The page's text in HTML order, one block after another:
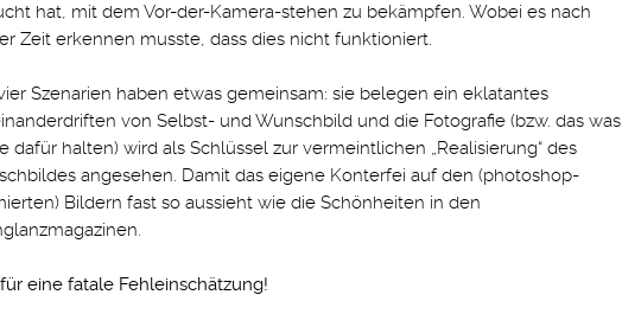
hat, mit dem Vor-der-Kamera-stehen zu bekämpfen. Wobei es nach
Zeit erkennen musste, dass dies nicht funktioniert.
Szenarien haben etwas gemeinsam: sie belegen ein eklatantes
von Selbst- und Wunschbild und die Fotografie (bzw. das was
dafür halten) wird als Schlüssel zur vermeintlichen „Realisierung“ des
angesehen. Damit das eigene Konterfei auf den (photoshop-
Bildern fast so aussieht wie die Schönheiten in den
eine fatale Fehleinschätzung!